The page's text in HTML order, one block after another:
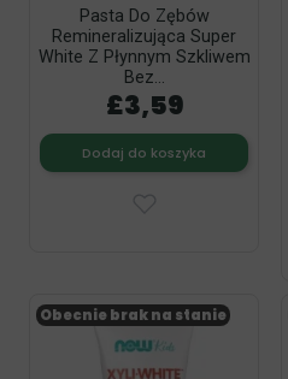
Pasta Do Zębów
Remineralizująca Super
White Z Płynnym Szkliwem
Bez...
£3,59
Dodaj do koszyka
Obecnie brak na stanie